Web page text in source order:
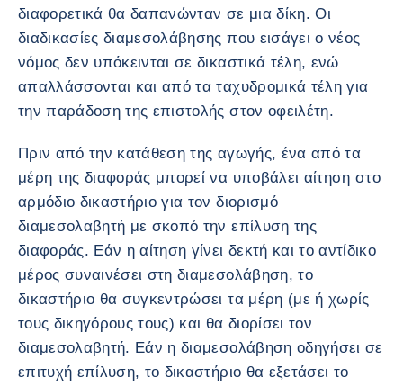
διαφορετικά θα δαπανώνταν σε μια δίκη. Οι
διαδικασίες διαμεσολάβησης που εισάγει ο νέος
νόμος δεν υπόκεινται σε δικαστικά τέλη, ενώ
απαλλάσσονται και από τα ταχυδρομικά τέλη για
την παράδοση της επιστολής στον οφειλέτη.
Πριν από την κατάθεση της αγωγής, ένα από τα
μέρη της διαφοράς μπορεί να υποβάλει αίτηση στο
αρμόδιο δικαστήριο για τον διορισμό
διαμεσολαβητή με σκοπό την επίλυση της
διαφοράς. Εάν η αίτηση γίνει δεκτή και το αντίδικο
μέρος συναινέσει στη διαμεσολάβηση, το
δικαστήριο θα συγκεντρώσει τα μέρη (με ή χωρίς
τους δικηγόρους τους) και θα διορίσει τον
διαμεσολαβητή. Εάν η διαμεσολάβηση οδηγήσει σε
επιτυχή επίλυση, το δικαστήριο θα εξετάσει το